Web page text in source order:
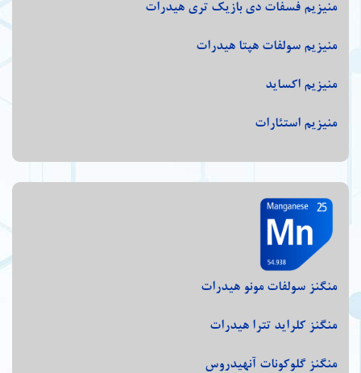
منیزیم فسفات دی بازیک تری هیدرات
منیزیم سولفات هپتا هیدرات
منیزیم اکساید
منیزیم استئارات
منگنز سولفات مونو هیدرات
منگنز کلراید تترا هیدرات
منگنز گلوکونات آنهیدروس